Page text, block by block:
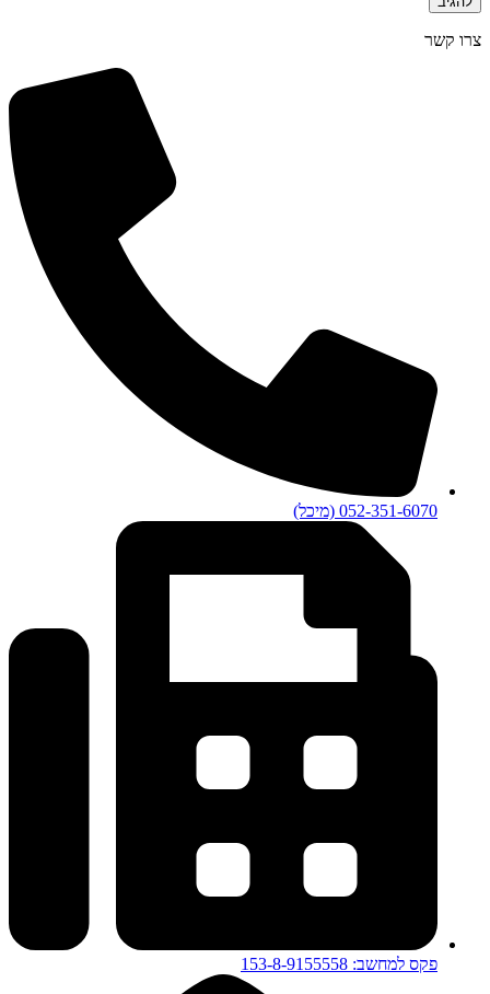
צרו קשר
052-351-6070 (מיכל)
פקס למחשב: 153-8-9155558